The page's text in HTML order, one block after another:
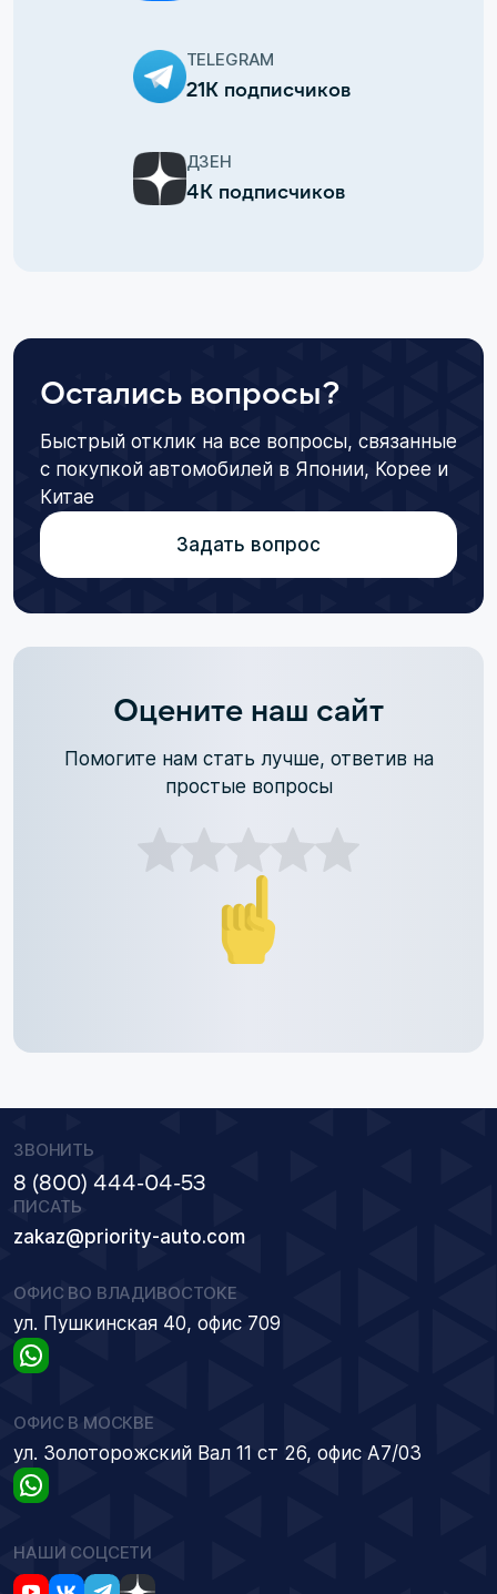
TELEGRAM
21К подписчиков
ДЗЕН
4К подписчиков
Остались вопросы?
Быстрый отклик на все вопросы, связанные
с покупкой автомобилей в Японии, Корее и
Китае
Задать вопрос
Оцените наш сайт
Помогите нам стать лучше, ответив на
простые вопросы
ЗВОНИТЬ
8 (800) 444-04-53
ПИСАТЬ
zakaz@priority-auto.com
ОФИС ВО ВЛАДИВОСТОКЕ
ул. Пушкинская 40, офис 709
ОФИС В МОСКВЕ
ул. Золоторожский Вал 11 ст 26, офис А7/03
НАШИ СОЦСЕТИ